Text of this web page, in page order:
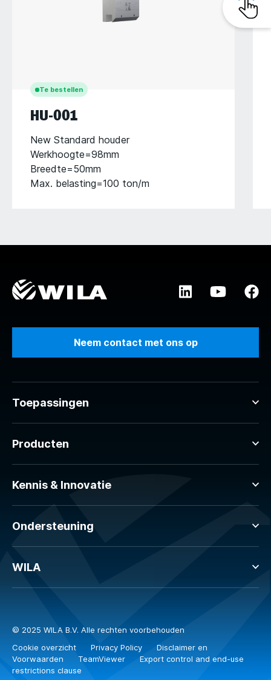
Te bestellen
HU-001
New Standard houder
Werkhoogte=98mm
Breedte=50mm
Max. belasting=100 ton/m
Neem contact met ons op
Toepassingen
Producten
Kennis & Innovatie
Ondersteuning
WILA
© 2025 WILA B.V. Alle rechten voorbehouden
Cookie overzicht
Privacy Policy
Disclaimer en
Voorwaarden
TeamViewer
Export control and end-use
restrictions clause